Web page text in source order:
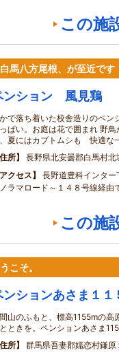
この施
馬八方尾根、が至近です
ンション 風見鶏
で落ち着いた校舎造りのペン
ぱい。お庭は花で囲まれ 野
夏にはカブトムシも 快適な
住所
長野県北安曇郡白馬村北
アクセス
長野道豊科インタ
ラマロード～１４８号線経由
この施
こそ。
ンションあさま１１
山のふもと、標高1155mの高
ときを。ペンションあさま
住所
群馬県吾妻郡嬬恋村鎌原